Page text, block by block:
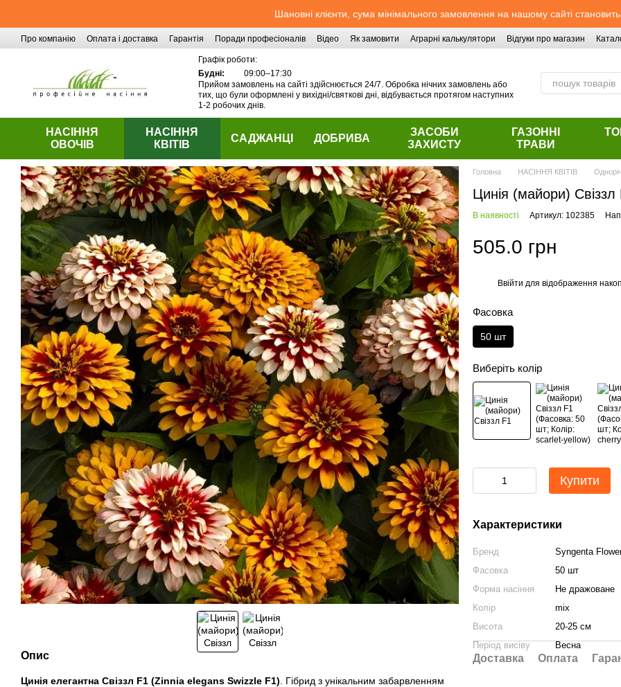
Шановні клієнти, сума мінімального замовлення на нашому сайті
Про компанію Оплата і доставка Гарантія Поради професіоналів Відео Як замовити Аграрні калькулятори Відгуки про магазин
Графік роботи:
Будні:
09:00–17:30
Прийом замовлень на сайті здійснюється 24/7. Обробка нічних замовлень або
тих, що були оформлені у вихідні/святкові дні, відбувається протягом наступних
1-2 робочих днів.
НАСІННЯ
ОВОЧІВ
НАСІННЯ
КВІТІВ
САДЖАНЦІ ДОБРИВА
ЗАСОБИ
ЗАХИСТУ
ГАЗОННІ
ТРАВИ
Опис
Цинія елегантна Свіззл F1 (Zinnia elegans Swizzle F1) . Гібрид з унікальним забарвленням
Головна НАСІННЯ КВІТІВ
Цинія (майори) Свіззл
В наявності Артикул: 102385
505.0 грн
Ввійти для відображення
Фасовка
50 шт
Виберіть колір
Купити
Характеристики
Бренд
Syngenta
Фасовка
50 шт
Форма насіння
Не дражоване
Колір
mix
Висота
20-25 см
Період висіву
Весна
Доставка Оплата